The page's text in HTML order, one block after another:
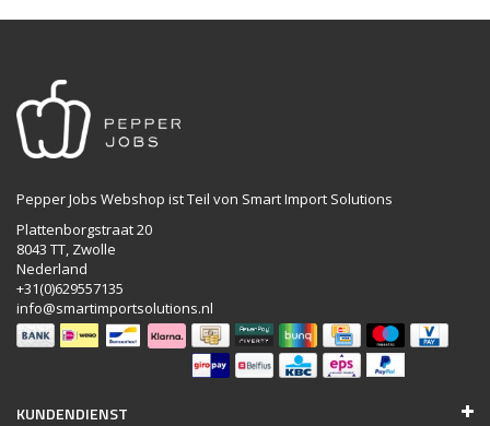
Pepper Jobs Webshop ist Teil von Smart Import Solutions
Plattenborgstraat 20
8043 TT, Zwolle
Nederland
+31(0)629557135
info@smartimportsolutions.nl
KUNDENDIENST